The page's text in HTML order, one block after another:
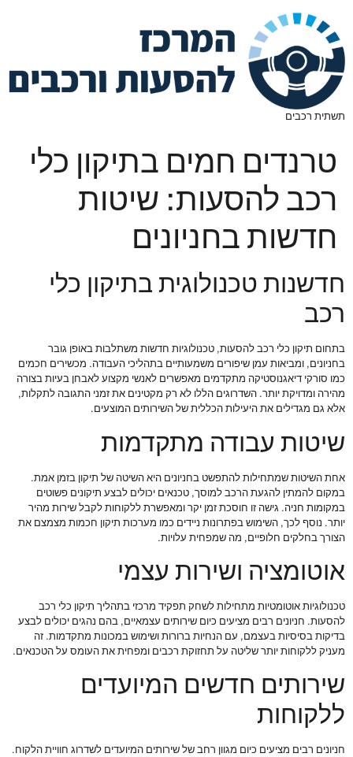
תשתית רכבים
טרנדים חמים בתיקון כלי
רכב להסעות: שיטות
חדשות בחניונים
חדשנות טכנולוגית בתיקון כלי
רכב
בתחום תיקון כלי רכב להסעות, טכנולוגיות חדשות משתלבות באופן גובר
בחניונים, ומביאות עמן שיפורים משמעותיים בתהליכי העבודה. מכשירים חכמים
כמו סורקי דיאגנוסטיקה מתקדמים מאפשרים לאנשי מקצוע לאבחן בעיות בצורה
מהירה ומדויקת יותר. השדרוגים הללו לא רק מקטינים את זמני התגובה לתקלות,
אלא גם מגדילים את היעילות הכללית של השירותים המוצעים.
שיטות עבודה מתקדמות
אחת השיטות שמתחילות להתפשט בחניונים היא השיטה של תיקון בזמן אמת.
במקום להמתין להגעת הרכב למוסך, טכנאים יכולים לבצע תיקונים פשוטים
במקומות חניה. גישה זו חוסכת זמן יקר ומאפשרת ללקוחות לקבל שירות מהיר
יותר. נוסף לכך, השימוש בפתרונות ניידים כמו מערכות תיקון חכמות מצמצם את
הצורך בחלקים חלופיים, מה שמפחית עלויות.
אוטומציה ושירות עצמי
טכנולוגיות אוטומטיות מתחילות לשחק תפקיד מרכזי בתהליך תיקון כלי רכב
להסעות. חניונים רבים מציעים כיום שירותים עצמאיים, בהם נהגים יכולים לבצע
בדיקות בסיסיות בעצמם, עם הנחיות ברורות ושימוש במכונות מתקדמות. זה
מעניק ללקוחות יותר שליטה על תחזוקת רכבים ומפחית את העומס על הטכנאים.
שירותים חדשים המיועדים
ללקוחות
חניונים רבים מציעים כיום מגוון רחב של שירותים המיועדים לשדרוג חוויית הלקוח.